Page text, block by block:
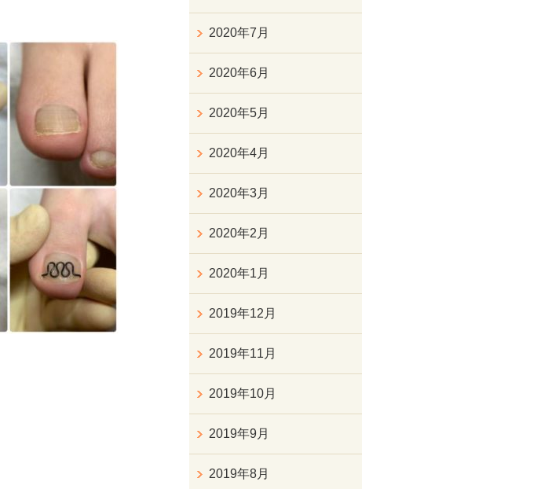
2020年7月
2020年6月
2020年5月
2020年4月
2020年3月
2020年2月
2020年1月
2019年12月
2019年11月
2019年10月
2019年9月
2019年8月